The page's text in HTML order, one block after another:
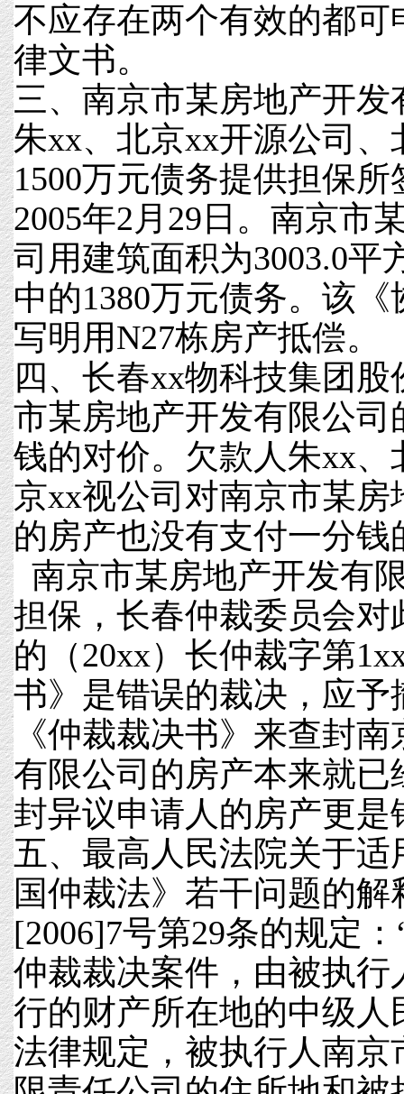
不应存在两个有效的都可
律文书。
三、南京市某房地产开
朱xx、北京xx开源公司、
1500万元债务提供担保
2005年2月29日。南京市
司用建筑面积为3003.0平
中的1380万元债务。该
写明用N27栋房产抵偿。
四、长春xx物科技集团
市某房地产开发有限公司
钱的对价。欠款人朱xx、
京xx视公司对南京市某
的房产也没有支付一分钱
南京市某房地产开发有
担保，长春仲裁委员会对
的（20xx）长仲裁字第
书》是错误的裁决，应予
《仲裁裁决书》来查封
有限公司的房产本来就已
封异议申请人的房产更是
五、最高人民法院关于
国仲裁法》若干问题的解
[2006]7号第29条的规定
仲裁裁决案件，由被执行
行的财产所在地的中级人
法律规定，被执行人南京